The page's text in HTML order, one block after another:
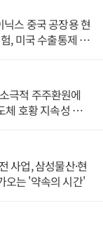
스 중국 공장용 현
, 미국 수출통제 대
극적 주주환원에
체 호황 지속성 의
사업, 삼성물산·현
오는 '약속의 시간'